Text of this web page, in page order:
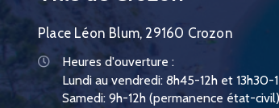
Place Léon Blum, 29160 Crozon
Heures d'ouverture :
Lundi au vendredi: 8h45-12h et 13h30-
Samedi: 9h-12h (permanence état-civil)